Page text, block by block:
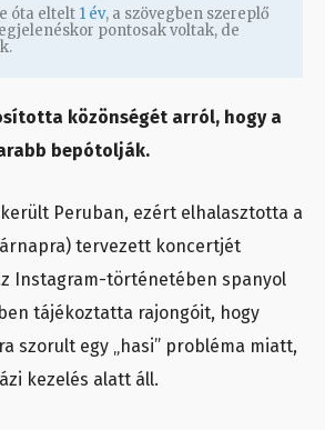
óta eltelt 1 év, a szövegben szereplő
pontosak voltak, de
közönségét arról, hogy a
bepótolják.
Peruban, ezért elhalasztotta a
tervezett koncertjét
Instagram-történetében spanyol
tájékoztatta rajongóit, hogy
szorult egy „hasi” probléma miatt,
kezelés alatt áll.